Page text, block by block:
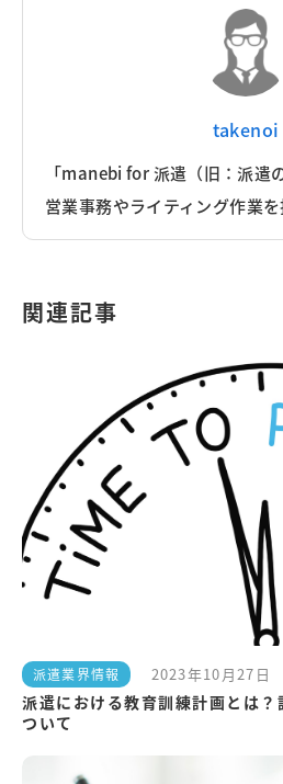
takenoi
「manebi for 派遣（旧：派遣
営業事務やライティング作業を
関連記事
派遣業界情報 2023年10月27日
派遣における教育訓練計画とは
ついて